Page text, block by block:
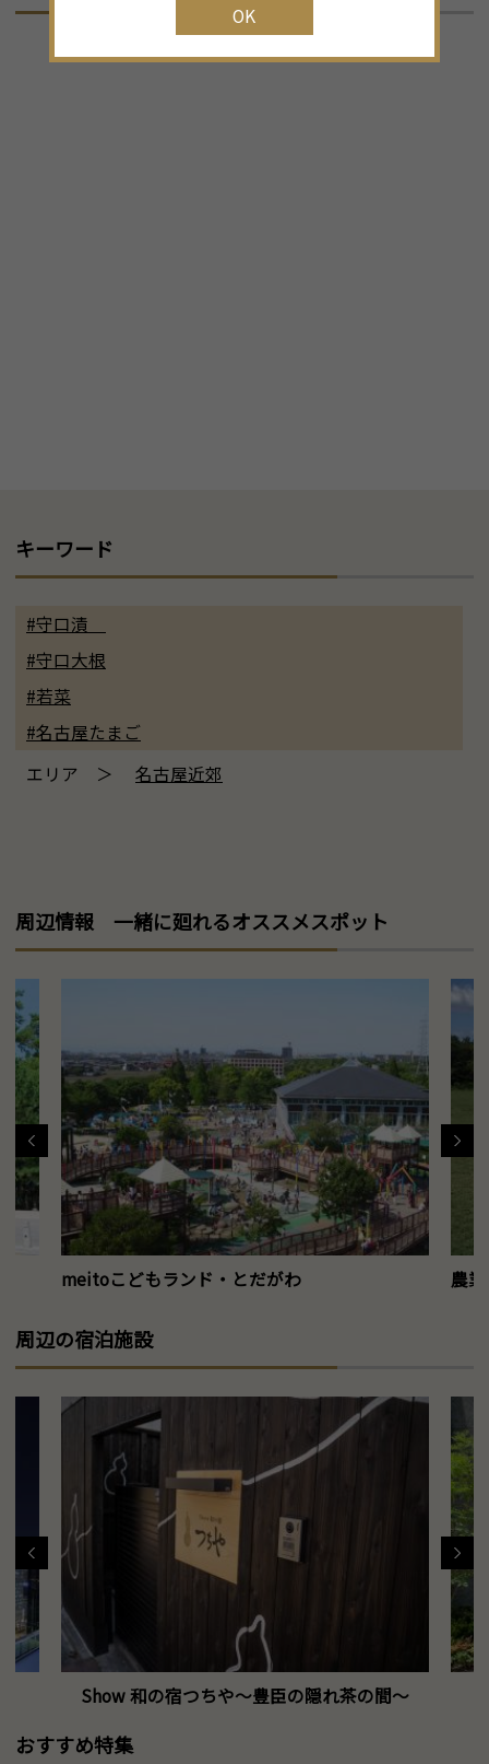
キーワード
#守口漬
#守口大根
#若菜
#名古屋たまご
エリア ＞ 名古屋近郊
周辺情報 一緒に廻れるオススメスポット
meitoこどもランド・とだがわ 農
周辺の宿泊施設
Show 和の宿つちや～豊臣の隠れ茶の間～
おすすめ特集
OK